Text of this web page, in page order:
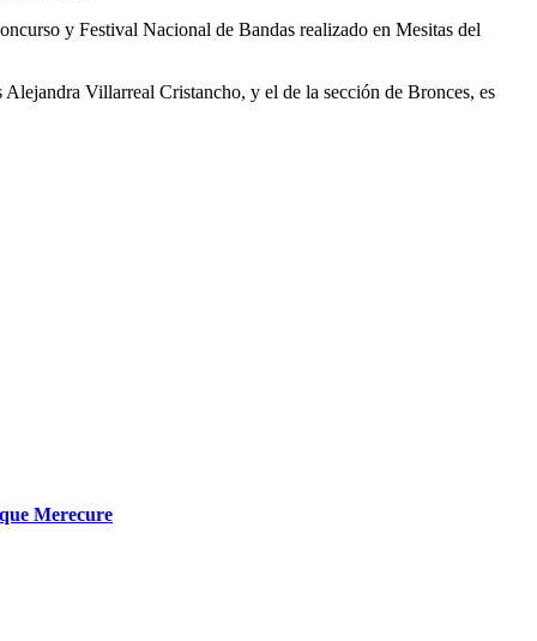
y Festival Nacional de Bandas realizado en Mesitas del
Villarreal Cristancho, y el de la sección de Bronces, es
Merecure